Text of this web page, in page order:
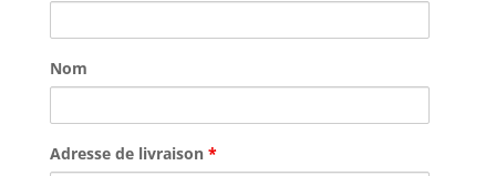
Nom
Adresse de livraison *